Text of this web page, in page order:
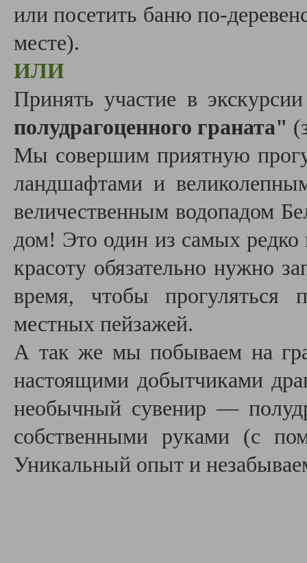
или посетить баню по-
месте).
ИЛИ
Принять участие в
полудрагоценного граната"
Мы совершим приятную
ландшафтами и
величественным водопадом
дом! Это один из самых
красоту обязательно нужно
время, чтобы прогуляться
местных пейзажей.
А так же мы побываем на
настоящими добытчиками
необычный сувенир —
собственными руками (с
Уникальный опыт и